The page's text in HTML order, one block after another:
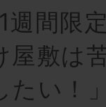
週間限
屋敷は
たい！